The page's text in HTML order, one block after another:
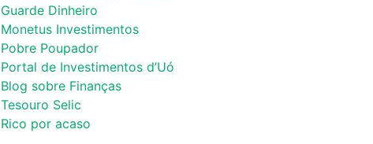
Guarde Dinheiro
Monetus Investimentos
Pobre Poupador
Portal de Investimentos d’Uó
Blog sobre Finanças
Tesouro Selic
Rico por acaso